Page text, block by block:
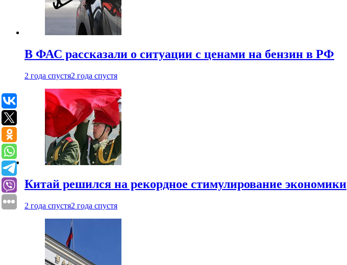
В ФАС рассказали о ситуации с ценами на бензин в РФ
2 года спустя2 года спустя
Китай решился на рекордное стимулирование экономики
2 года спустя2 года спустя